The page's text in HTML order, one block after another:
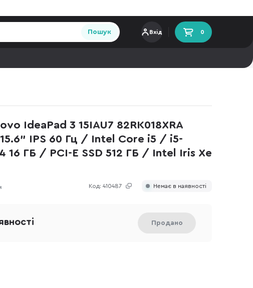
Пошук Вхід 0
IdeaPad 3 15IAU7 82RK018XRA
IPS 60 Гц / Intel Core i5 / i5-
16 ГБ / PCI-E SSD 512 ГБ / Intel Iris Xe
Код: 410487 Немає в наявності
Продано